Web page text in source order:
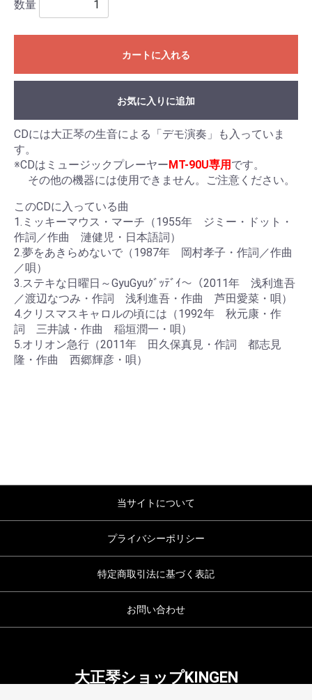
数量
カートに入れる
お気に入りに追加
CDには大正琴の生音による「デモ演奏」も入っていま
す。
※CDはミュージックプレーヤーMT-90U専用 です。
その他の機器には使用できません。ご注意ください。
このCDに入っている曲
1.ミッキーマウス・マーチ（1955年 ジミー・ドット・
作詞／作曲 漣健児・日本語詞）
2.夢をあきらめないで（1987年 岡村孝子・作詞／作曲
／唄）
3.ステキな日曜日～GyuGyuｸﾞｯﾃﾞｲ～（2011年 浅利進吾
／渡辺なつみ・作詞 浅利進吾・作曲 芦田愛菜・唄）
4.クリスマスキャロルの頃には（1992年 秋元康・作
詞 三井誠・作曲 稲垣潤一・唄）
5.オリオン急行（2011年 田久保真見・作詞 都志見
隆・作曲 西郷輝彦・唄）
当サイトについて
プライバシーポリシー
特定商取引法に基づく表記
お問い合わせ
大正琴ショップKINGEN